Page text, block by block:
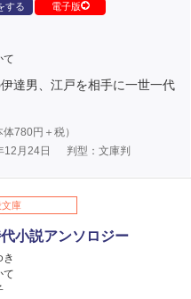
する
電子版
達男、江戸を相手に一世一代
体780円＋税）
12月24日
判型：文庫判
文庫
小説アンソロジー